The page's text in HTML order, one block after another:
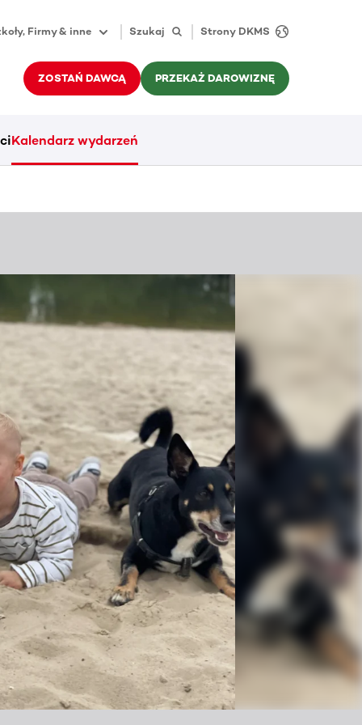
Firmy & inne Szukaj Strony DKMS
ZOSTAŃ DAWCĄ PRZEKAŻ DAROWIZNĘ
Kalendarz wydarzeń